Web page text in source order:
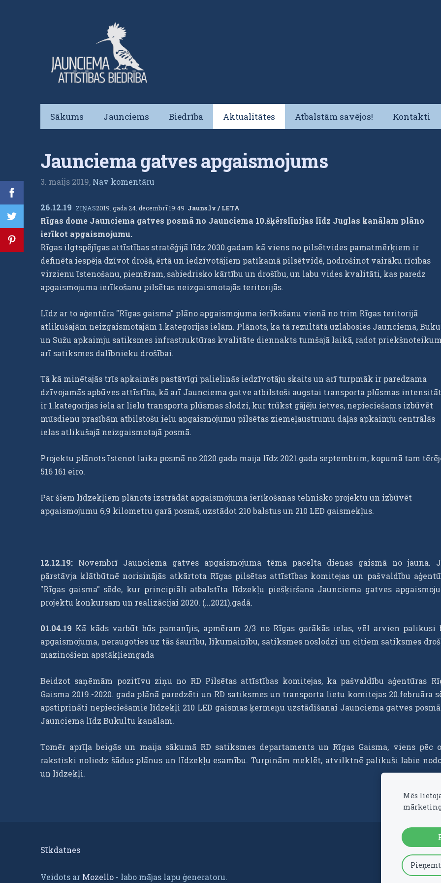
Sākums Jaunciems Biedrība Aktualitātes Atbalstām savējos! Kontakti
Jaunciema gatves apgaismojums
3. maijs 2019, Nav komentāru
26.12.19 ZIŅAS2019. gada 24. decembrī 19:49 Jauns.lv / LETA
Rīgas dome Jaunciema gatves posmā no Jaunciema 10.šķērslīnijas līdz Juglas kanālam plāno
ierīkot apgaismojumu.
Rīgas ilgtspējīgas attīstības stratēģijā līdz 2030.gadam kā viens no pilsētvides pamatmērķiem ir
definēta iespēja dzīvot drošā, ērtā un iedzīvotājiem patīkamā pilsētvidē, nodrošinot vairāku rīcības
virzienu īstenošanu, piemēram, sabiedrisko kārtību un drošību, un labu vides kvalitāti, kas paredz
apgaismojuma ierīkošanu pilsētas neizgaismotajās teritorijās.
Līdz ar to aģentūra "Rīgas gaisma" plāno apgaismojuma ierīkošanu vienā no trim Rīgas teritorijā
atlikušajām neizgaismotajām 1.kategorijas ielām. Plānots, ka tā rezultātā uzlabosies Jaunciema,
un Sužu apkaimju satiksmes infrastruktūras kvalitāte diennakts tumšajā laikā, radot
arī satiksmes dalībnieku drošībai.
Tā kā minētajās trīs apkaimēs pastāvīgi palielinās iedzīvotāju skaits un arī turpmāk ir paredzama
dzīvojamās apbūves attīstība, kā arī Jaunciema gatve atbilstoši augstai transporta plūsmas
ir 1.kategorijas iela ar lielu transporta plūsmas slodzi, kur trūkst gājēju ietves, nepieciešams izbūvēt
mūsdienu prasībām atbilstošu ielu apgaismojumu pilsētas ziemeļaustrumu daļas apkaimju centrālās
ielas atlikušajā neizgaismotajā posmā.
Projektu plānots īstenot laika posmā no 2020.gada maija līdz 2021.gada septembrim, kopumā tam
516 161 eiro.
Par šiem līdzekļiem plānots izstrādāt apgaismojuma ierīkošanas tehnisko projektu un izbūvēt
apgaismojumu 6,9 kilometru garā posmā, uzstādot 210 balstus un 210 LED gaismekļus.
12.12.19: Novembrī Jaunciema gatves apgaismojuma tēma pacelta dienas gaismā no jauna.
pārstāvja klātbūtnē norisinājās atkārtota Rīgas pilsētas attīstības komitejas un pašvaldību
"Rīgas gaisma" sēde, kur principiāli atbalstīta līdzekļu piešķiršana Jaunciema gatves
projektu konkursam un realizācijai 2020. (...2021).gadā.
01.04.19 Kā kāds varbūt būs pamanījis, apmēram 2/3 no Rīgas garākās ielas, vēl arvien palikusi
apgaismojuma, neraugoties uz tās šaurību, līkumainību, satiksmes noslodzi un citiem satiksmes
mazinošiem apstākļiemgada
Beidzot saņēmām pozitīvu ziņu no RD Pilsētas attīstības komitejas, ka pašvaldību aģentūras
Gaisma 2019.-2020. gada plānā paredzēti un RD satiksmes un transporta lietu komitejas 20.februāra
apstiprināti nepieciešamie līdzekļi 210 LED gaismas ķermeņu uzstādīšanai Jaunciema gatves
Jaunciema līdz Bukultu kanālam.
Tomēr aprīļa beigās un maija sākumā RD satiksmes departaments un Rīgas Gaisma, viens pēc
rakstiski noliedz šādus plānus un līdzekļu esamību. Turpinām meklēt, atvilktnē palikuši labie
un līdzekļi.
Sīkdatnes
Veidots ar Mozello - labo mājas lapu ģeneratoru.
Mēs